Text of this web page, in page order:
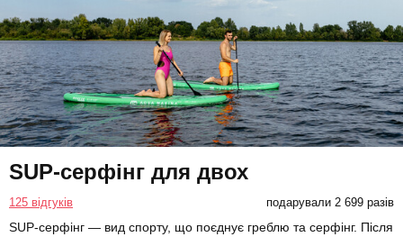
SUP-серфінг для двох
125 відгуків подарували 2 699 разів
SUP-серфінг — вид спорту, що поєднує греблю та серфінг. Після